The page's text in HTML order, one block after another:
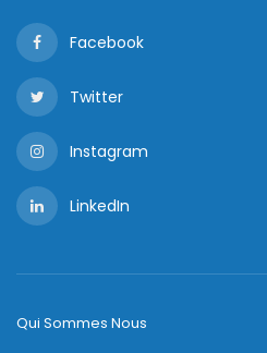
Facebook
Twitter
Instagram
LinkedIn
Qui Sommes Nous